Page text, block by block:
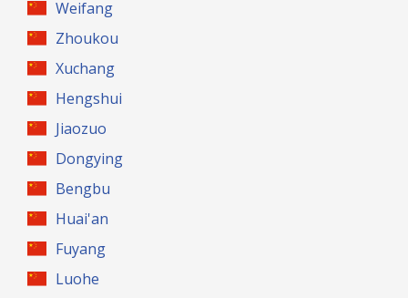
Weifang
Zhoukou
Xuchang
Hengshui
Jiaozuo
Dongying
Bengbu
Huai'an
Fuyang
Luohe